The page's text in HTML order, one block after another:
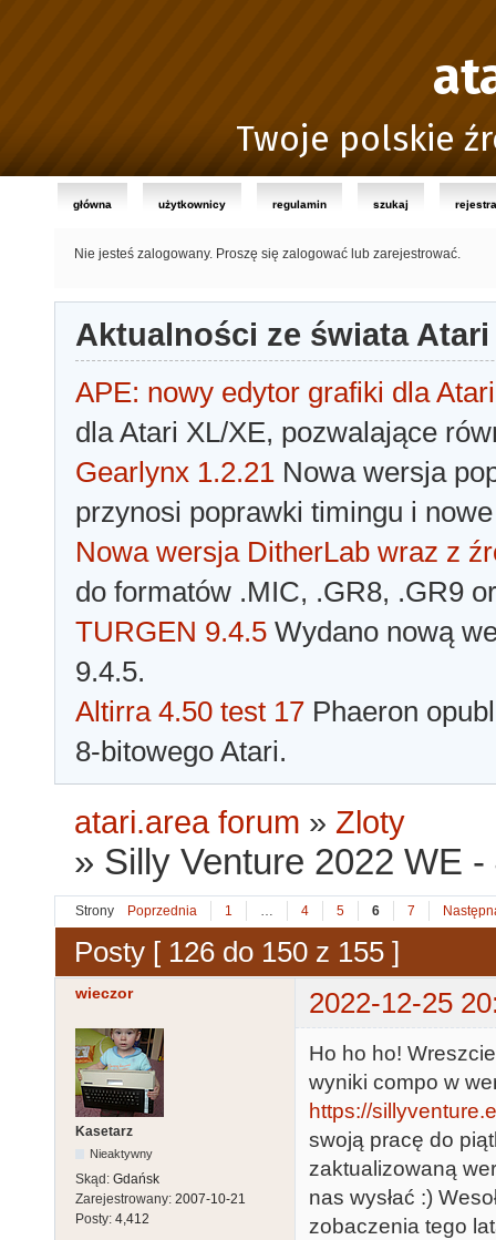
Twoje polskie
główna użytkownicy regulamin szukaj
Nie jesteś zalogowany. Proszę się zalogować lub zarejestrować.
Aktualności ze świata Atari
APE: nowy edytor grafiki dla Atari
dla Atari XL/XE, pozwalające
Gearlynx 1.2.21 Nowa wersja
przynosi poprawki timingu i
Nowa wersja DitherLab wraz z
do formatów .MIC, .GR8, .GR9
TURGEN 9.4.5 Wydano nową
9.4.5.
Altirra 4.50 test 17 Phaeron
8-bitowego Atari.
atari.area forum » Zloty
» Silly Venture 2022 WE
Strony Poprzednia 1 … 4 5 6 7
Posty [ 126 do 150 z 155 ]
wieczor 2022-12-25
Kasetarz
Nieaktywny
Skąd: Gdańsk
Zarejestrowany: 2007-10-21
Posty: 4,412
Ho ho ho!
wyniki compo w
https://
swoją pracę do
zaktualizowaną
nas wysłać :)
zobaczenia tego